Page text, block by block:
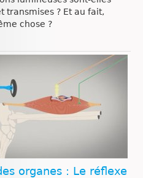
transmises ? Et au fait,
chose ?
organes : Le réflexe